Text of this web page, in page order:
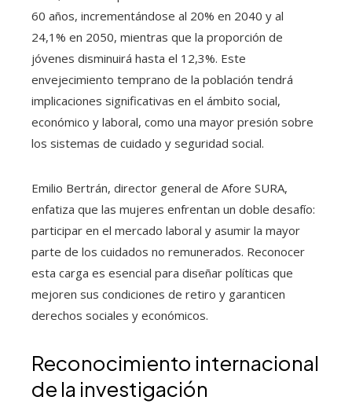
60 años, incrementándose al 20% en 2040 y al
24,1% en 2050, mientras que la proporción de
jóvenes disminuirá hasta el 12,3%. Este
envejecimiento temprano de la población tendrá
implicaciones significativas en el ámbito social,
económico y laboral, como una mayor presión sobre
los sistemas de cuidado y seguridad social.
Emilio Bertrán, director general de Afore SURA,
enfatiza que las mujeres enfrentan un doble desafío:
participar en el mercado laboral y asumir la mayor
parte de los cuidados no remunerados. Reconocer
esta carga es esencial para diseñar políticas que
mejoren sus condiciones de retiro y garanticen
derechos sociales y económicos.
Reconocimiento internacional
de la investigación